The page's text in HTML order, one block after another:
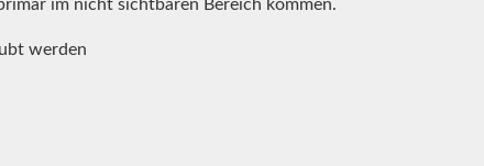
im nicht sichtbaren Bereich kommen.
werden